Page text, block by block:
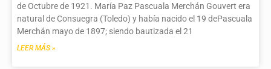
de Octubre de 1921. María Paz Pascuala Merchán Gouvert era
natural de Consuegra (Toledo) y había nacido el 19 dePascuala
Merchán mayo de 1897; siendo bautizada el 21
LEER MÁS »